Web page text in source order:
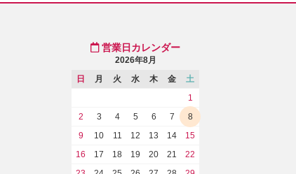
営業日カレンダー
2026年8月
日
月 火 水 木 金
土
1
2
3 4 5 6 7
8
9
10 11 12 13 14
15
16
17 18 19 20 21
22